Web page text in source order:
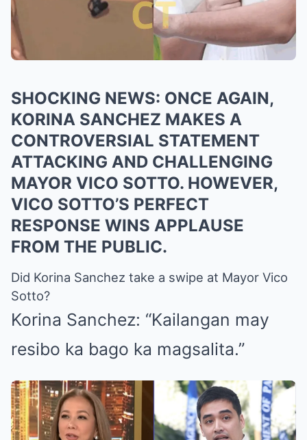
SHOCKING NEWS: ONCE AGAIN,
KORINA SANCHEZ MAKES A
CONTROVERSIAL STATEMENT
ATTACKING AND CHALLENGING
MAYOR VICO SOTTO. HOWEVER,
VICO SOTTO’S PERFECT
RESPONSE WINS APPLAUSE
FROM THE PUBLIC.
Did Korina Sanchez take a swipe at Mayor Vico
Sotto?
Korina Sanchez: “Kailangan may
resibo ka bago ka magsalita.”